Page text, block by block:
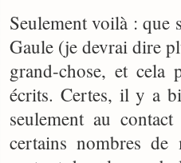
Seulement voilà : que
Gaule (je devrai dire
grand-chose, et cela
écrits. Certes, il y a
seulement au
certains nombres de